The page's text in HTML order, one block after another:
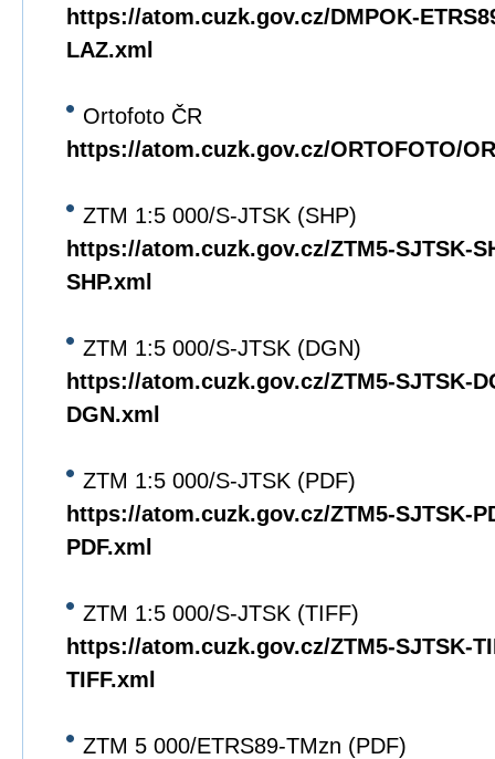
https://atom.cuzk.gov.cz/DMPOK-
LAZ.xml
Ortofoto ČR
https://atom.cuzk.gov.cz/ORTOFOTO/
ZTM 1:5 000/S-JTSK (SHP)
https://atom.cuzk.gov.cz/ZTM5-SJTSK-
SHP.xml
ZTM 1:5 000/S-JTSK (DGN)
https://atom.cuzk.gov.cz/ZTM5-SJTSK-
DGN.xml
ZTM 1:5 000/S-JTSK (PDF)
https://atom.cuzk.gov.cz/ZTM5-SJTSK-
PDF.xml
ZTM 1:5 000/S-JTSK (TIFF)
https://atom.cuzk.gov.cz/ZTM5-SJTSK-
TIFF.xml
ZTM 5 000/ETRS89-TMzn (PDF)